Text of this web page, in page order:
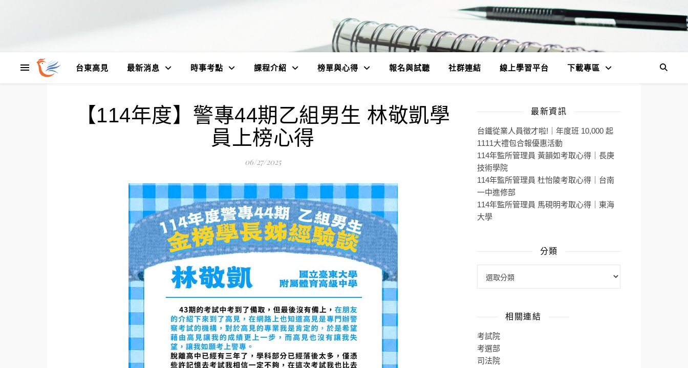
台東高見 最新消息 時事考點 課程介紹 榜單與心得 報名與試聽 社群連結 線上學習平台 下載專區
【114年度】警專44期乙組男生 林敬凱學
員上榜心得
06/27/2025
最新資訊
台鐵從業人員徵才啦!｜年度班 10,000 起
1111大禮包合報優惠活動
114年監所管理員 黃韻如考取心得｜長庚
技術學院
114年監所管理員 杜怡陵考取心得｜台南
一中進修部
114年監所管理員 馬硯明考取心得｜東海
大學
分類
相關連結
考試院
考選部
司法院